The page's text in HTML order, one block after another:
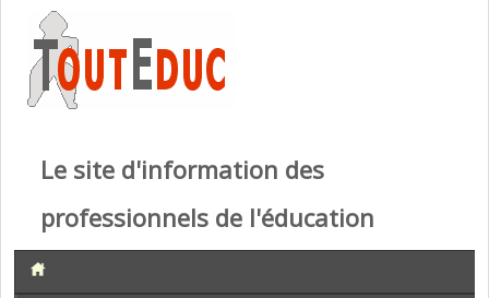
Le site d'information des
professionnels de l'éducation